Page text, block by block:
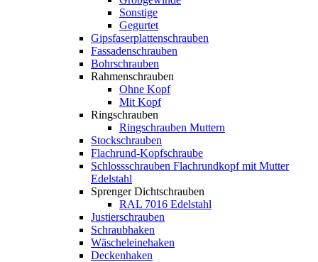
Sonstige
Gegurtet
Gipsfaserplattenschrauben
Fassadenschrauben
Bohrschrauben
Rahmenschrauben
Ohne Kopf
Mit Kopf
Ringschrauben
Ringschrauben Muttern
Stockschrauben
Flachrund-Kopfschraube
Schlossschrauben Flachrundkopf mit Mutter
Edelstahl
Sprenger Dichtschrauben
RAL 7016 Edelstahl
Justierschrauben
Schraubhaken
Wäscheleinehaken
Deckenhaken